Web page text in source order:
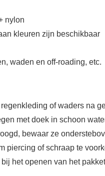
nylon
kleuren zijn beschikbaar
waden en off-roading, etc.
of waders na
met doek in schoon
bewaar ze
piercing of schraap te
het openen van het